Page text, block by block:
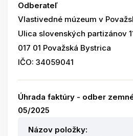
Odberateľ
Vlastivedné múzeum v
Ulica slovenských partizánov
017 01 Považská Bystrica
IČO: 34059041
Úhrada faktúry - odber
05/2025
Názov položky: